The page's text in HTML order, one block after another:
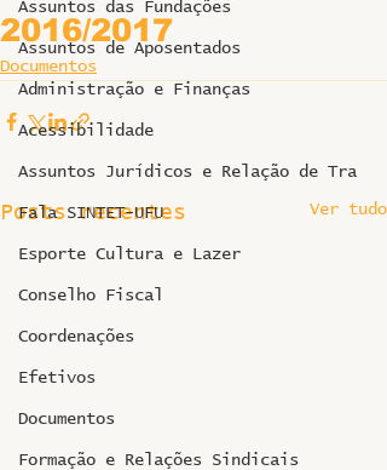
Assuntos das Fundações
Assuntos de Aposentados
Administração e Finanças
Acessibilidade
Assuntos Jurídicos e Relação de Tra
Fala SINTET-UFU
Esporte Cultura e Lazer
Conselho Fiscal
Coordenações
Efetivos
Documentos
Formação e Relações Sindicais
2016/2017
Documentos
Posts recentes Ver tudo